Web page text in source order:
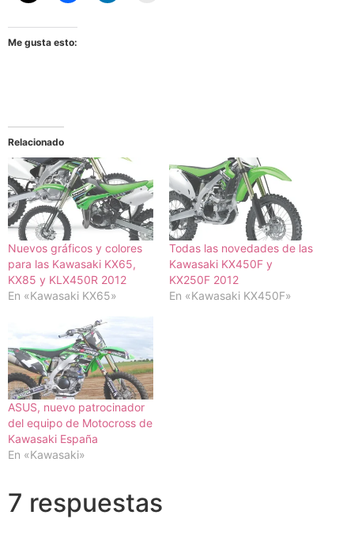
Me gusta esto:
Relacionado
Nuevos gráficos y colores
para las Kawasaki KX65,
KX85 y KLX450R 2012
En «Kawasaki KX65»
Todas las novedades de las
Kawasaki KX450F y
KX250F 2012
En «Kawasaki KX450F»
ASUS, nuevo patrocinador
del equipo de Motocross de
Kawasaki España
En «Kawasaki»
7 respuestas